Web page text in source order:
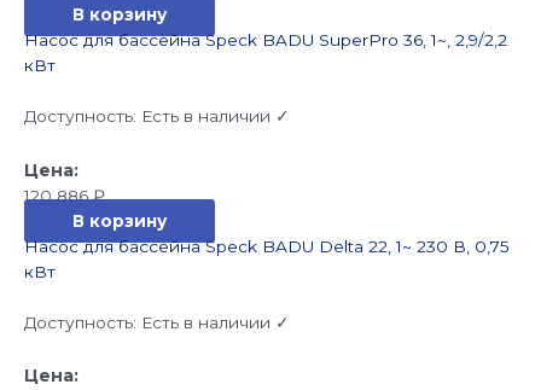
В корзину
Насос для бассейна Speck BADU SuperPro 36, 1~, 2,9/2,2
кВт
Доступность: Есть в наличии ✓
120 886₽
В корзину
Насос для бассейна Speck BADU Delta 22, 1~ 230 В, 0,75
кВт
Доступность: Есть в наличии ✓